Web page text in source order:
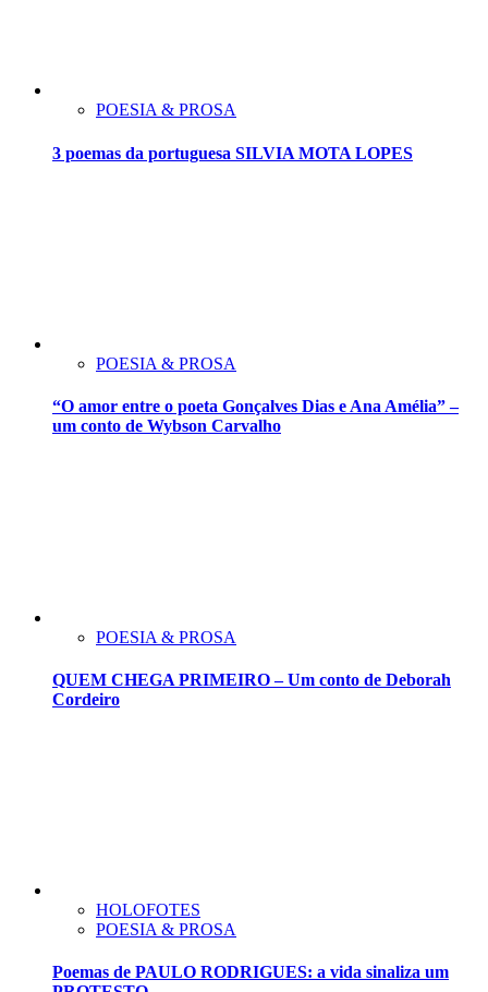
POESIA & PROSA
3 poemas da portuguesa SILVIA MOTA LOPES
POESIA & PROSA
“O amor entre o poeta Gonçalves Dias e Ana Amélia” –
um conto de Wybson Carvalho
POESIA & PROSA
QUEM CHEGA PRIMEIRO – Um conto de Deborah
Cordeiro
HOLOFOTES
POESIA & PROSA
Poemas de PAULO RODRIGUES: a vida sinaliza um